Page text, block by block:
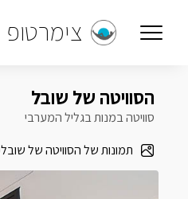
צימרטופ
הסוויטה של שובל
סוויטה במנות בגליל המערבי
תמונות של הסוויטה של שובל